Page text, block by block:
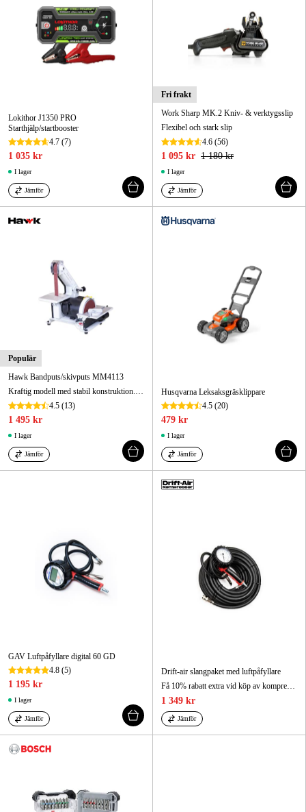
Lokithor J1350 PRO
Starthjälp/startbooster
4.7 (7)
1 035 kr
I lager
Jämför
Fri frakt
Work Sharp MK.2 Kniv- & verktygsslip
Flexibel och stark slip
4.6 (56)
1 095 kr 1 180 kr
I lager
Jämför
Populär
Hawk Bandputs/skivputs MM4113
Kraftig modell med stabil konstruktion. Ställbar slipbalk, slipskiva, geringsanhåll och benstativ.
4.5 (13)
1 495 kr
I lager
Jämför
Husqvarna Leksaksgräsklippare
4.5 (20)
479 kr
I lager
Jämför
GAV Luftpåfyllare digital 60 GD
4.8 (5)
1 195 kr
I lager
Jämför
Drift-air slangpaket med luftpåfyllare
1 349 kr
Jämför